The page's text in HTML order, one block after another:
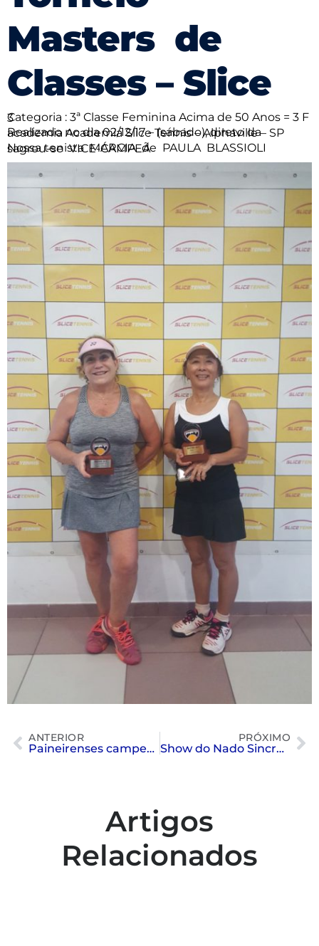
Masters de
Classes – Slice
Categoria : 3ª Classe Feminina Acima de 50 Anos = 3 F 3
Realizado no dia 02/12/17 – (sábado), direto da academia Academia Slice Tennis – Alphaville – SP
Nossa tenista MÁRCIA de PAULA BLASSIOLI sagrou-se VICE-CAMPEÃ
ANTERIOR
Paineirenses campeãs
PRÓXIMO
Show do Nado Sincronizado – 2017
Artigos
Relacionados